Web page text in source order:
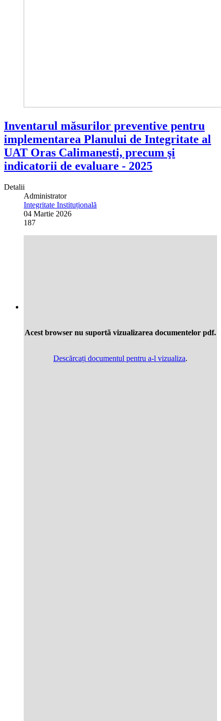
Inventarul măsurilor preventive pentru
implementarea Planului de Integritate al
UAT Oras Calimanesti, precum şi
indicatorii de evaluare - 2025
Detalii
Administrator
Integritate Instituțională
04 Martie 2026
187
Acest browser nu suportă vizualizarea documentelor pdf.
Descărcați documentul pentru a-l vizualiza.